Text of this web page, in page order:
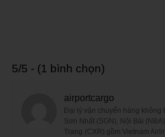
5/5 - (1 bình chọn)
airportcargo
Đại lý vận chuyển hàng không
Sơn Nhất (SGN), Nội Bài
Trang (CXR) gồm Vietnam